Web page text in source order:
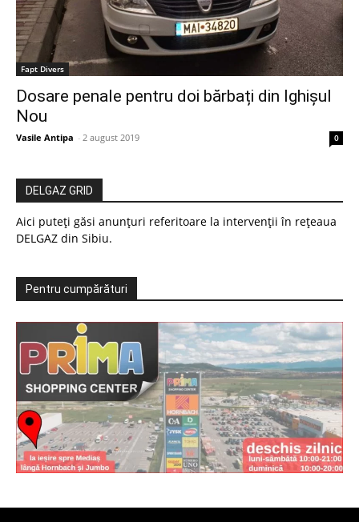
Fapt Divers
Dosare penale pentru doi bărbați din Ighișul
Nou
Vasile Antipa - 2 august 2019 0
DELGAZ GRID
Aici puteți găsi anunțuri referitoare la intervenții în rețeaua
DELGAZ din Sibiu.
Pentru cumpărături